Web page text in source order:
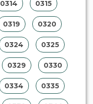
0314 0315
0319 0320
0324 0325
0329 0330
0334 0335